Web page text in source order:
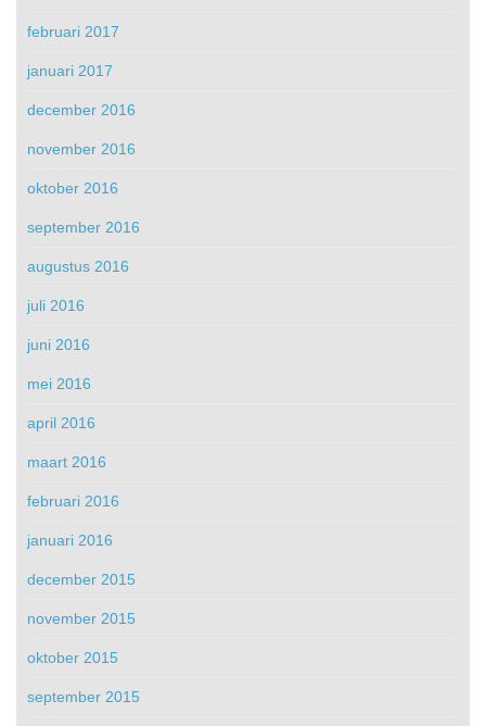
februari 2017
januari 2017
december 2016
november 2016
oktober 2016
september 2016
augustus 2016
juli 2016
juni 2016
mei 2016
april 2016
maart 2016
februari 2016
januari 2016
december 2015
november 2015
oktober 2015
september 2015